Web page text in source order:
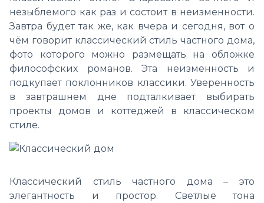
незыблемого как раз и состоит в неизменности.
Завтра будет так же, как вчера и сегодня, вот о
чём говорит классический стиль частного дома,
фото которого можно размещать на обложке
философских романов. Эта неизменность и
подкупает поклонников классики. Уверенность
в завтрашнем дне подталкивает выбирать
проекты домов и коттеджей в классическом
стиле.
Классический стиль частного дома – это
элегантность и простор. Светлые тона